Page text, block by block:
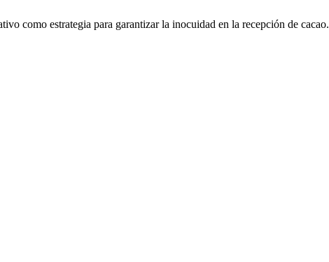
como estrategia para garantizar la inocuidad en la recepción de cacao.